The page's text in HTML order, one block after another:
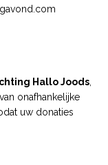
Hallo Joods,
onafhankelijke
uw donaties